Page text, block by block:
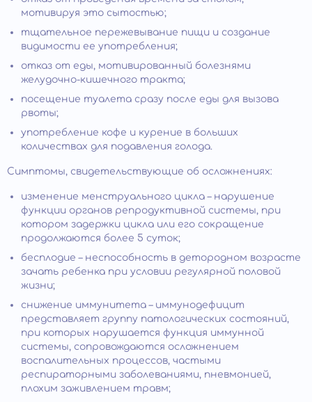
мотивируя это сытостью;
тщательное пережевывание пищи и создание
видимости ее употребления;
отказ от еды, мотивированный болезнями
желудочно-кишечного тракта;
посещение туалета сразу после еды для вызова
рвоты;
употребление кофе и курение в больших
количествах для подавления голода.
Симптомы, свидетельствующие об осложнениях:
изменение менструального цикла – нарушение
функции органов репродуктивной системы, при
котором задержки цикла или его сокращение
продолжаются более 5 суток;
бесплодие – неспособность в детородном возрасте
зачать ребенка при условии регулярной половой
жизни;
снижение иммунитета – иммунодефицит
представляет группу патологических состояний,
при которых нарушается функция иммунной
системы, сопровождаются осложнением
воспалительных процессов, частыми
респираторными заболеваниями, пневмонией,
плохим заживлением травм;